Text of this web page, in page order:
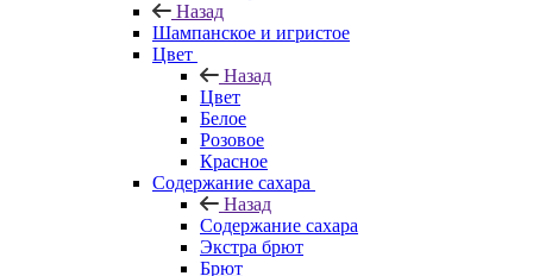
Назад
Шампанское и игристое
Цвет
Назад
Цвет
Белое
Розовое
Красное
Содержание сахара
Назад
Содержание сахара
Экстра брют
Брют